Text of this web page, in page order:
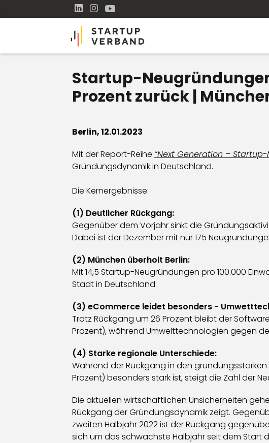
Startup-
Prozent zurück |
Berlin, 12.01.2023
Mit der Report-Reihe “Next Generation –
Gründungsdynamik in Deutschland.
Die Kernergebnisse:
(1) Deutlicher Rückgang:
Gegenüber dem Vorjahr sinkt die
Dabei ist der Dezember mit nur 175
(2) München überholt Berlin:
Mit 14,5 Startup-Neugründungen pro 100.000
Stadt in Deutschland.
(3) eCommerce leidet besonders -
Trotz Rückgang um 26 Prozent bleibt der
Prozent), während Umwelttechnologien gegen
(4) Starke regionale Unterschiede:
Während der Rückgang in den
Prozent) besonders stark ist, steigt die Zahl der
Die aktuellen wirtschaftlichen Unsicherheiten
Rückgang der Gründungsdynamik zeigt.
zweiten Halbjahr 2022 ist der Rückgang
sich um das schwächste Halbjahr seit dem Start